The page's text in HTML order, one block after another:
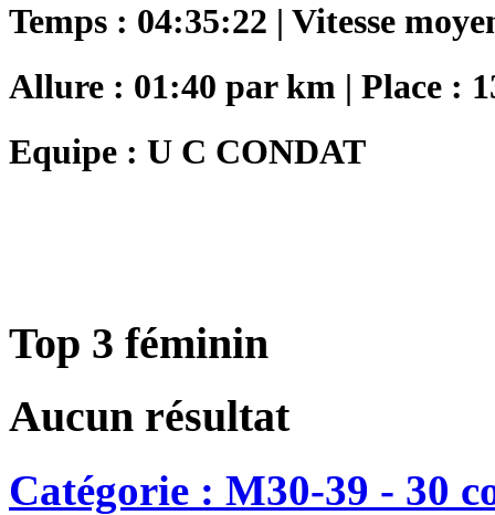
Temps : 04:35:22 | Vitesse
Allure : 01:40 par km | Place :
Equipe : U C CONDAT
Top 3 féminin
Aucun résultat
Catégorie : M30-39 - 30